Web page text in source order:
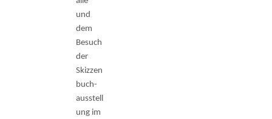
und
dem
Besuch
der
Skizzen
buch­
ausstell
ung im